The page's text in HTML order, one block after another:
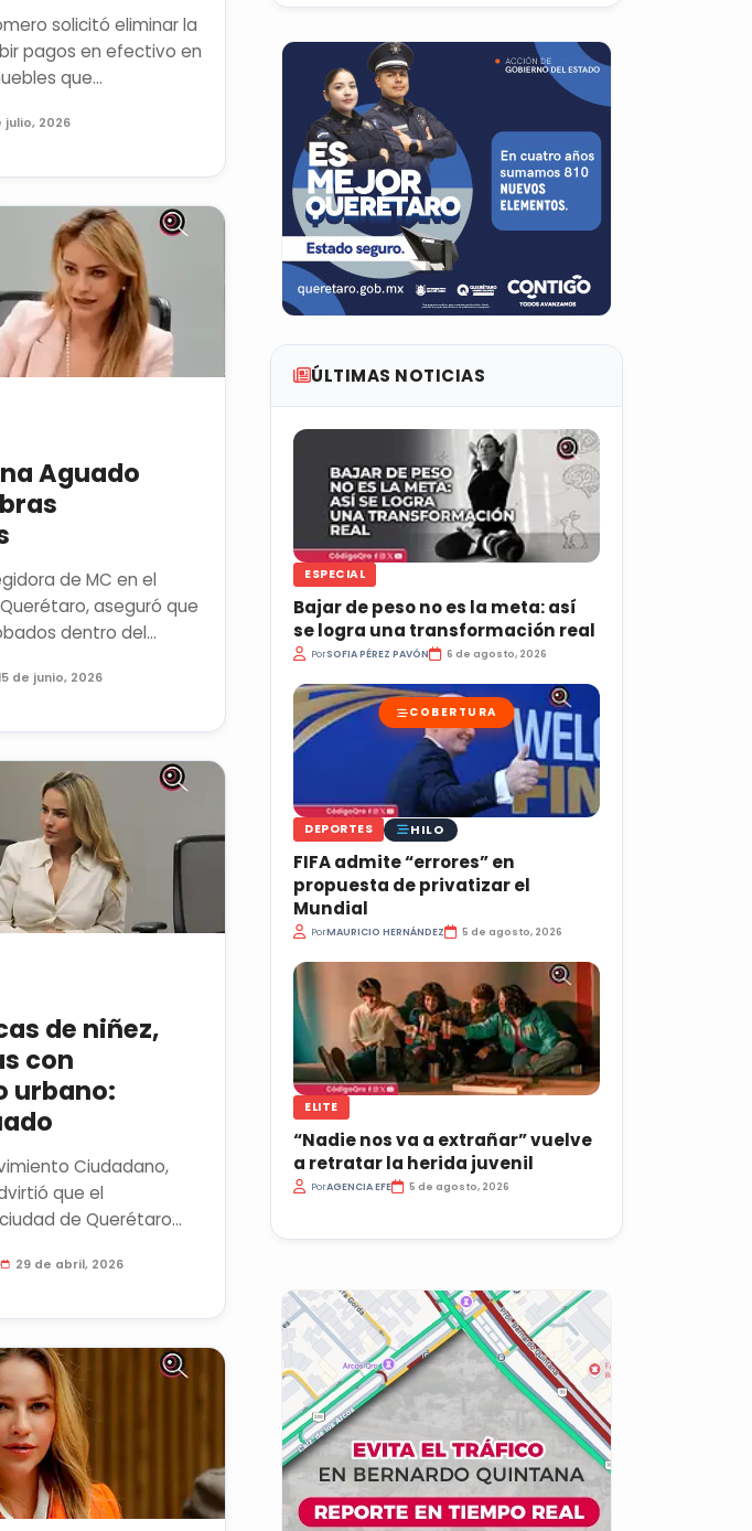
solicitó eliminar la
pagos en efectivo en
que
julio, 2026
Aguado
de MC en el
aseguró que
dentro del
de junio, 2026
de niñez,
con
urbano:
Ciudadano,
que el
de Querétaro
29 de abril, 2026
ÚLTIMAS NOTICIAS
ESPECIAL
Bajar de peso no es la meta: así
se logra una transformación real
PorSOFIA PÉREZ PAVÓN 6 de agosto, 2026
COBERTURA
DEPORTES HILO
FIFA admite “errores” en
propuesta de privatizar el
Mundial
PorMAURICIO HERNÁNDEZ 5 de agosto, 2026
ELITE
“Nadie nos va a extrañar” vuelve
a retratar la herida juvenil
PorAGENCIA EFE 5 de agosto, 2026